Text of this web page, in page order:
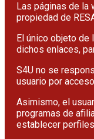
Las páginas de la
propiedad de
El único objeto
dichos enlaces,
S4U no se
usuario por
Asimismo, el
programas de
establecer